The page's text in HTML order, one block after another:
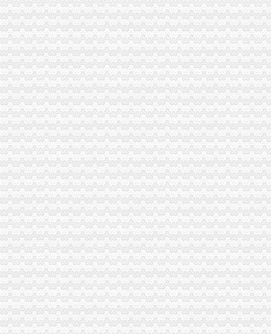
重庆渝中区土建造价实战培训-爱喇叭网
渝中房价走势_重庆渝中区楼盘
重庆渝中区三公司-韵达快递网点
重庆渝中区住宅房价实况、预测及10年走势数据—中国房价行
重庆渝中区渝中区晨曦妇婴用品店2017新招聘信息_电话_地址-58
重庆渝中区2013统计人员续教育报名收费
渝中区会计培训_渝中区会计培训班_重庆渝中区仁和会计培训学校-搜
重庆渝中区公安分局支队长宾馆内亡系自-搜狐滚动
重庆渝中区小学如何选？家长评论给意见-新闻-我要搜学网
【重庆渝中区大坪】企业|厂家|页|名录_顺企网
【2014年重庆渝中区巴渝文化茶楼新招聘信息_电话_地址】-赶集网
重庆渝中区两路口-安能物流网点
重庆渝中区投资促进中心
重庆渝中区春苗幼儿园